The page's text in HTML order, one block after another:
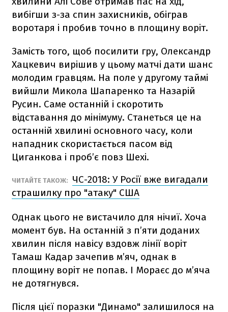
вибігши з-за спин захисників, обіграв
воротаря і пробив точно в площину воріт.
Замість того, щоб посилити гру, Олександр
Хацкевич вирішив у цьому матчі дати шанс
молодим гравцям. На поле у другому таймі
вийшли Микола Шапаренко та Назарій
Русин. Саме останній і скоротить
відставання до мінімуму. Станеться це на
останній хвилині основного часу, коли
нападник скористається пасом від
Циганкова і проб’є повз Шехі.
ЧИТАЙТЕ ТАКОЖ:
ЧС-2018: У Росії вже вигадали
страшилку про "атаку" США
Однак цього не вистачило для нічиї. Хоча
момент був. На останній з п’яти доданих
хвилин після навісу вздовж лінії воріт
Тамаш Кадар зачепив м’яч, однак в
площину воріт не попав. І Мораєс до м’яча
не дотягнувся.
Після цієї поразки "Динамо" залишилося на